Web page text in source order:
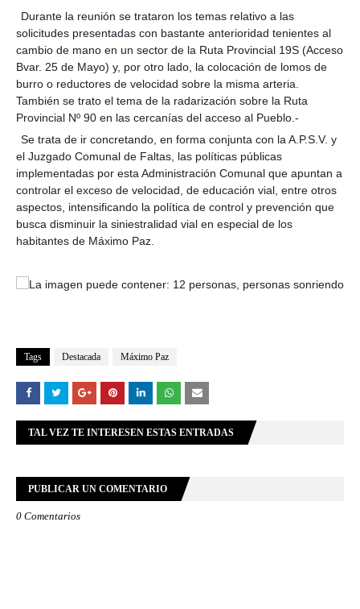
Durante la reunión se trataron los temas relativo a las
solicitudes presentadas con bastante anterioridad tenientes al
cambio de mano en un sector de la Ruta Provincial 19S (Acceso
Bvar. 25 de Mayo) y, por otro lado, la colocación de lomos de
burro o reductores de velocidad sobre la misma arteria.
También se trato el tema de la radarización sobre la Ruta
Provincial Nº 90 en las cercanías del acceso al Pueblo.-
Se trata de ir concretando, en forma conjunta con la A.P.S.V. y
el Juzgado Comunal de Faltas, las políticas públicas
implementadas por esta Administración Comunal que apuntan a
controlar el exceso de velocidad, de educación vial, entre otros
aspectos, intensificando la política de control y prevención que
busca disminuir la siniestralidad vial en especial de los
habitantes de Máximo Paz.
Tags Destacada Máximo Paz
TAL VEZ TE INTERESEN ESTAS ENTRADAS
PUBLICAR UN COMENTARIO
0 Comentarios